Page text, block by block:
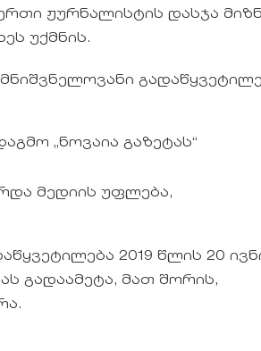
ჟურნალისტის დასჯა
უქმნის.
„ნოვაია გაზეტას“
მედიის უფლება,
2019 წლის 20
გადაამეტა, მათ შორის,